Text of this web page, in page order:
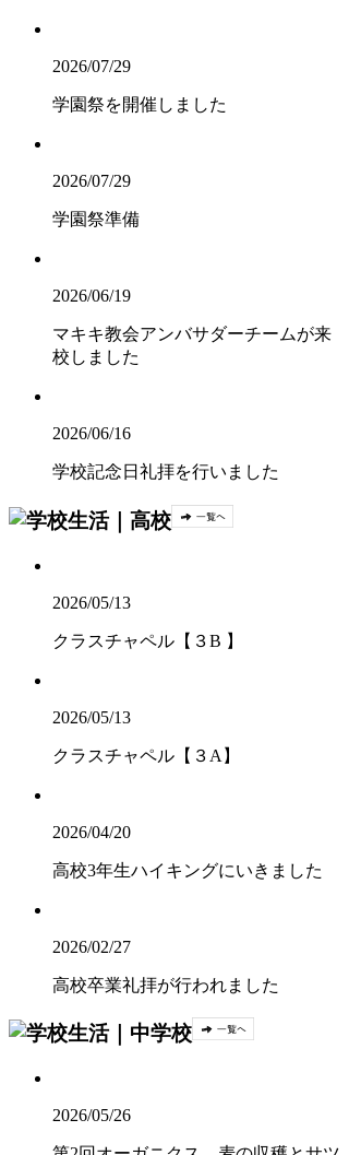
2026/07/29
学園祭を開催しました
2026/07/29
学園祭準備
2026/06/19
マキキ教会アンバサダーチームが来
校しました
2026/06/16
学校記念日礼拝を行いました
2026/05/13
クラスチャペル【３B 】
2026/05/13
クラスチャペル【３A】
2026/04/20
高校3年生ハイキングにいきました
2026/02/27
高校卒業礼拝が行われました
2026/05/26